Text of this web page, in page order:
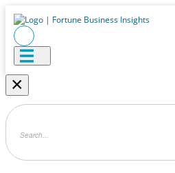
×